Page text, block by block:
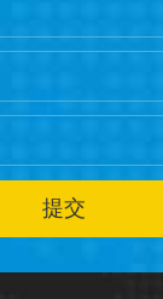
提交